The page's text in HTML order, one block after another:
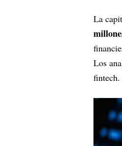
La
Los
fintech.